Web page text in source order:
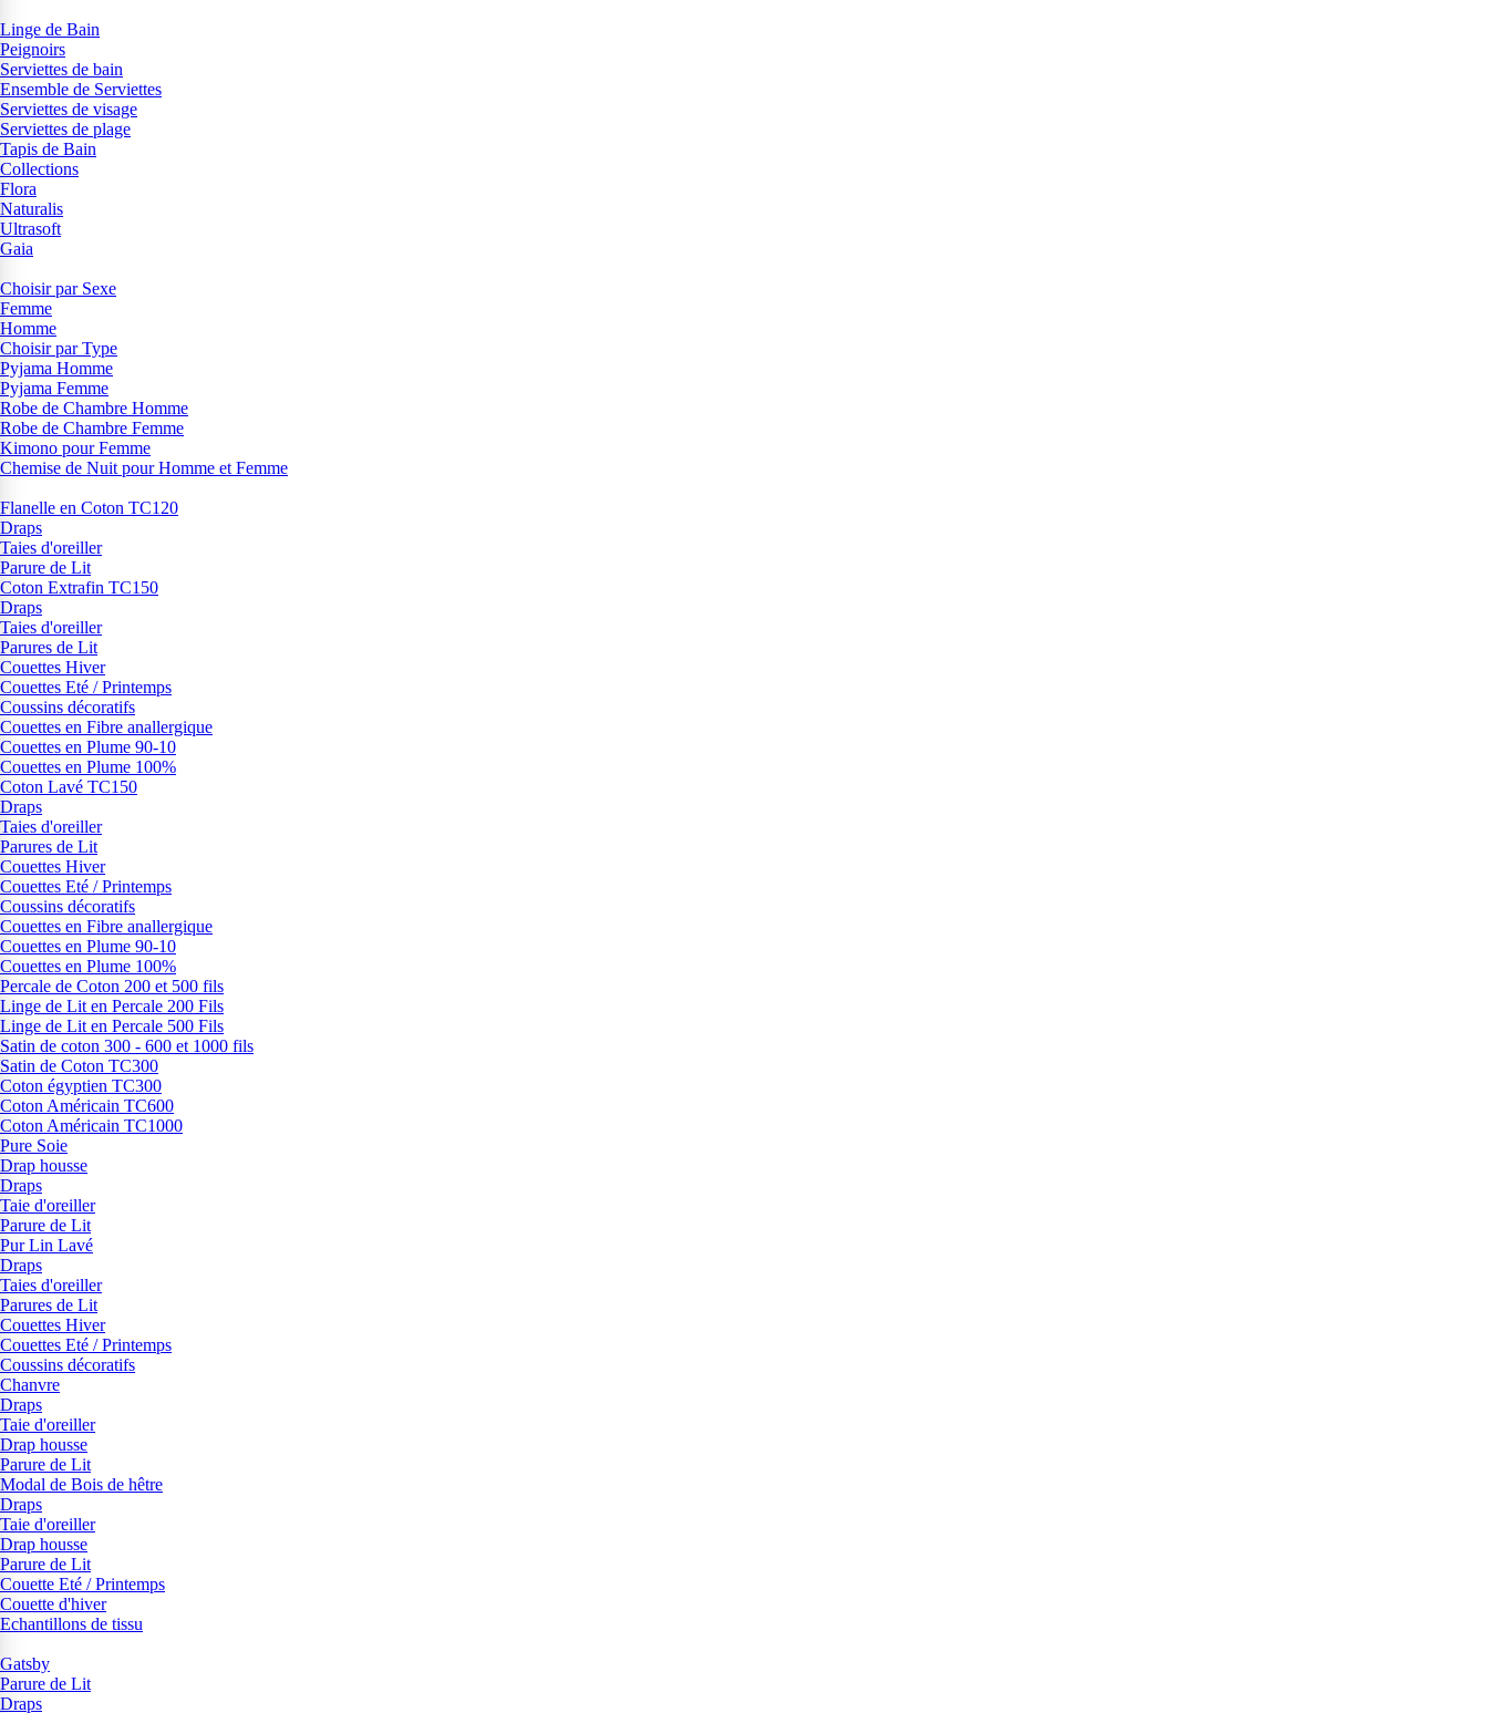
Linge de Bain
Peignoirs
Serviettes de bain
Ensemble de Serviettes
Serviettes de visage
Serviettes de plage
Tapis de Bain
Collections
Flora
Naturalis
Ultrasoft
Gaia
Choisir par Sexe
Femme
Homme
Choisir par Type
Pyjama Homme
Pyjama Femme
Robe de Chambre Homme
Robe de Chambre Femme
Kimono pour Femme
Chemise de Nuit pour Homme et Femme
Flanelle en Coton TC120
Draps
Taies d'oreiller
Parure de Lit
Coton Extrafin TC150
Draps
Taies d'oreiller
Parures de Lit
Couettes Hiver
Couettes Eté / Printemps
Coussins décoratifs
Couettes en Fibre anallergique
Couettes en Plume 90-10
Couettes en Plume 100%
Coton Lavé TC150
Draps
Taies d'oreiller
Parures de Lit
Couettes Hiver
Couettes Eté / Printemps
Coussins décoratifs
Couettes en Fibre anallergique
Couettes en Plume 90-10
Couettes en Plume 100%
Percale de Coton 200 et 500 fils
Linge de Lit en Percale 200 Fils
Linge de Lit en Percale 500 Fils
Satin de coton 300 - 600 et 1000 fils
Satin de Coton TC300
Coton égyptien TC300
Coton Américain TC600
Coton Américain TC1000
Pure Soie
Drap housse
Draps
Taie d'oreiller
Parure de Lit
Pur Lin Lavé
Draps
Taies d'oreiller
Parures de Lit
Couettes Hiver
Couettes Eté / Printemps
Coussins décoratifs
Chanvre
Draps
Taie d'oreiller
Drap housse
Parure de Lit
Modal de Bois de hêtre
Draps
Taie d'oreiller
Drap housse
Parure de Lit
Couette Eté / Printemps
Couette d'hiver
Echantillons de tissu
Gatsby
Parure de Lit
Draps